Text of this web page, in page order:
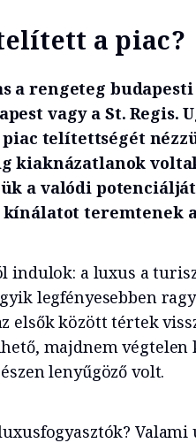
a piac?
a rengeteg
vagy a St. Regis.
piac telítettségét
kiaknázatlanok
a valódi
teremtenek
indulok: a luxus a
legfényesebben
elsők között tértek
majdnem végtelen
lenyűgöző volt.